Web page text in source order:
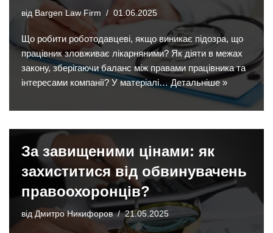
від Bargen Law Firm 01.06.2025
Що робити роботодавцеві, якщо виникає підозра, що
працівник зловживає лікарняними? Як діяти в межах
закону, зберігаючи баланс між правами працівника та
інтересами компанії? У матеріалі… Детальніше »
За завищеними цінами: як
захиститися від обвинувачень
правоохоронців?
відДмитро Никифоров 21.05.2025